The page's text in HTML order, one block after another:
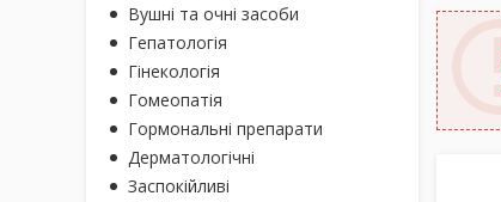
Вушні та очні засоби
Гепатологія
Гінекологія
Гомеопатія
Гормональні препарати
Дерматологічні
Заспокійливі